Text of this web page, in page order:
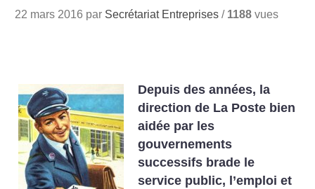
22 mars 2016 par Secrétariat Entreprises / 1188 vues
Depuis des années, la
direction de La Poste bien
aidée par les
gouvernements
successifs brade le
service public, l’emploi et